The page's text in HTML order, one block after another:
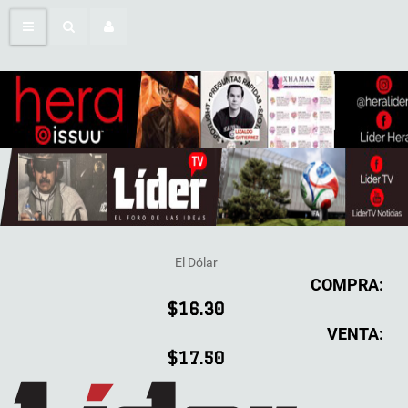
El Dólar
COMPRA:
$16.30
VENTA:
$17.50